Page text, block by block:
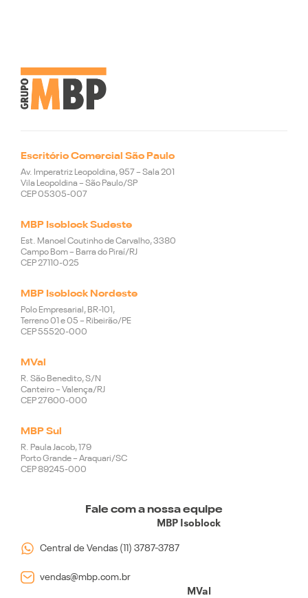
Escritório Comercial São Paulo
Av. Imperatriz Leopoldina, 957 – Sala 201
Vila Leopoldina – São Paulo/SP
CEP 05305-007
MBP Isoblock Sudeste
Est. Manoel Coutinho de Carvalho, 3380
Campo Bom – Barra do Piraí/RJ
CEP 27110-025
MBP Isoblock Nordeste
Polo Empresarial, BR-101,
Terreno 01 e 05 – Ribeirão/PE
CEP 55520-000
MVal
R. São Benedito, S/N
Canteiro – Valença/RJ
CEP 27600-000
MBP Sul
R. Paula Jacob, 179
Porto Grande – Araquari/SC
CEP 89245-000
Fale com a nossa equipe
MBP Isoblock
Central de Vendas (11) 3787-3787
vendas@mbp.com.br
MVal